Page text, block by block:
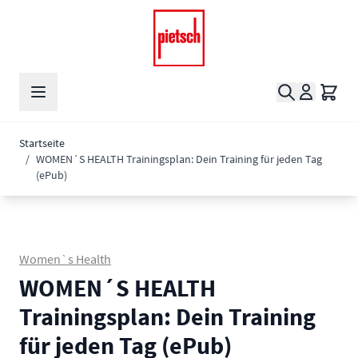
Suche
Startseite
/ WOMEN´S HEALTH Trainingsplan: Dein Training für jeden Tag
(ePub)
Women`s Health
WOMEN´S HEALTH
Trainingsplan: Dein Training
für jeden Tag (ePub)